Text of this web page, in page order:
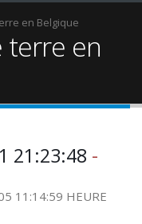
en Belgique
terre en
21:23:48 -
11:14:59 HEURE